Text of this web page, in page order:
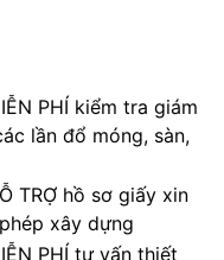
PHÍ kiểm tra giám
lần đổ móng, sàn,
TRỢ hồ sơ giấy xin
xây dựng
PHÍ tư vấn thiết